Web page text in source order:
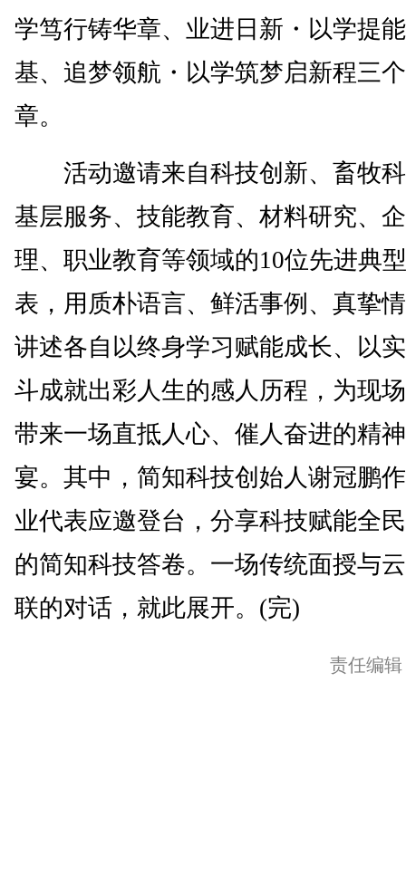
学笃行铸华章、业进日新・以学提
基、追梦领航・以学筑梦启新程三
章。
活动邀请来自科技创新、畜牧
基层服务、技能教育、材料研究、
理、职业教育等领域的10位先进典
表，用质朴语言、鲜活事例、真挚
讲述各自以终身学习赋能成长、以
斗成就出彩人生的感人历程，为现
带来一场直抵人心、催人奋进的精
宴。其中，简知科技创始人谢冠鹏
业代表应邀登台，分享科技赋能全
的简知科技答卷。一场传统面授与
联的对话，就此展开。(完)
责任编